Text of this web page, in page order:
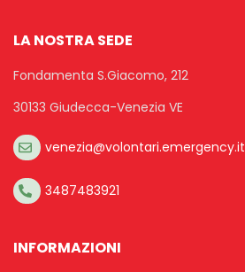
LA NOSTRA SEDE
Fondamenta S.Giacomo, 212
30133 Giudecca-Venezia VE
venezia@volontari.emergency.it
3487483921
INFORMAZIONI